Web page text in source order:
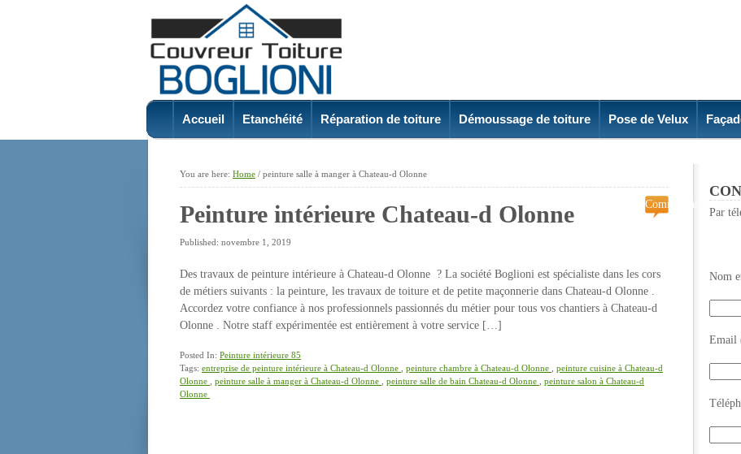
Accueil Etanchéité Réparation de toiture Démoussage de toiture Pose de Velux
You are here: Home / peinture salle à manger à Chateau-d Olonne
Peinture intérieure Chateau-d Olonne
Commentaires
fermés
intérieure
Chateau-
d
Published: novembre 1, 2019
Des travaux de peinture intérieure à Chateau-d Olonne ? La société Boglioni est spécialiste dans les cors
de métiers suivants : la peinture, les travaux de toiture et de petite maçonnerie dans Chateau-d Olonne .
Accordez votre confiance à nos professionnels passionnés du métier pour tous vos chantiers à Chateau-d
Olonne . Notre staff expérimentée est entièrement à votre service […]
Posted In: Peinture intérieure 85
Tags: entreprise de peinture intérieure à Chateau-d Olonne peinture chambre à Chateau-d Olonne
peinture cuisine à Chateau-d
Olonne
peinture salle à manger à Chateau-d Olonne peinture salle de bain Chateau-d Olonne
peinture salon à Chateau-d
Olonne
Par
Nom
Email